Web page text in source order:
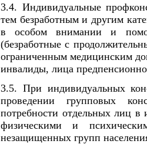
3.4. Индивидуальные
тем безработным и другим
в особом внимании и
(безработные с
ограниченным медицинским
инвалиды, лица
3.5. При индивидуальных
проведении групповых
потребности отдельных лиц
физическими и
незащищенных групп